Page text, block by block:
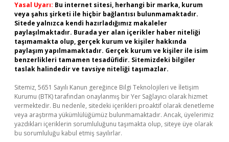
Yasal Uyarı: Bu internet sitesi, herhangi bir marka, kurum
veya şahıs şirketi ile hiçbir bağlantısı bulunmamaktadır.
Sitede yalnızca kendi hazırladığımız makaleler
paylaşılmaktadır. Burada yer alan içerikler haber niteliği
taşımamakta olup, gerçek kurum ve kişiler hakkında
paylaşım yapılmamaktadır. Gerçek kurum ve kişiler ile isim
benzerlikleri tamamen tesadüfidir. Sitemizdeki bilgiler
taslak halindedir ve tavsiye niteliği taşımazlar.
Sitemiz, 5651 Sayılı Kanun gereğince Bilgi Teknolojileri ve İletişim
Kurumu (BTK) tarafından onaylanmış bir Yer Sağlayıcı olarak hizmet
vermektedir. Bu nedenle, sitedeki içerikleri proaktif olarak denetleme
veya araştırma yükümlülüğümüz bulunmamaktadır. Ancak, üyelerimiz
yazdıkları içeriklerin sorumluluğunu taşımakta olup, siteye üye olarak
bu sorumluluğu kabul etmiş sayılırlar.